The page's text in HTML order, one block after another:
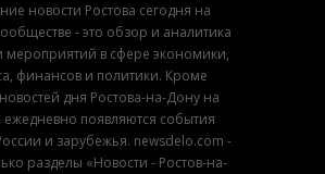
новости Ростова сегодня на
- это обзор и аналитика
мероприятий в сфере экономики,
финансов и политики. Кроме
дня Ростова-на-Дону на
ежедневно появляются события
и зарубежья. newsdelo.com -
разделы «Новости - Ростов-на-